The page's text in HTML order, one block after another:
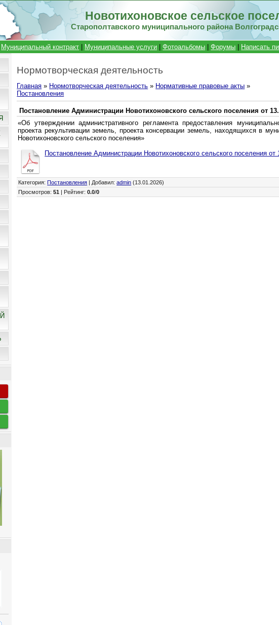
Новотихоновское сельское
Старополтавского муниципального района
Муниципальный контракт Муниципальные услуги |Фотоальбомы |Форумы Написать
Нормотворческая деятельность
Главная » Нормотворческая деятельность » Нормативные правовые акты »
Постановления
Постановление Администрации Новотихоновского сельского поселения от
«Об утверждении административного регламента предоставления
проекта рекультивации земель, проекта консервации земель, находящихся в
Новотихоновского сельского поселения»
Постановление Администрации Новотихоновского сельского поселения
Категория: Постановления Добавил:admin (13.01.2026)
Просмотров:51 Рейтинг:0.0/0